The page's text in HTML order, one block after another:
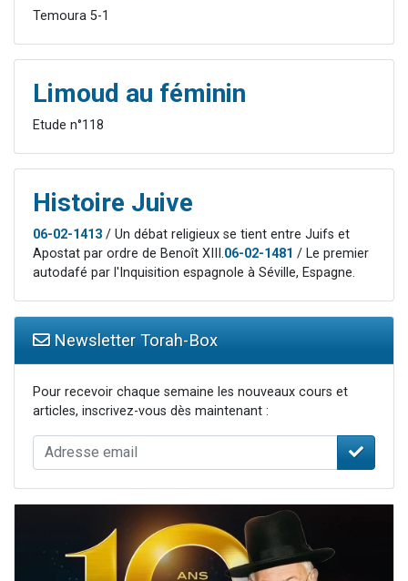
Temoura 5-1
Limoud au féminin
Etude n°118
Histoire Juive
06-02-1413 / Un débat religieux se tient entre Juifs et
Apostat par ordre de Benoît XIII.06-02-1481 / Le premier
autodafé par l'Inquisition espagnole à Séville, Espagne.
Newsletter Torah-Box
Pour recevoir chaque semaine les nouveaux cours et
articles, inscrivez-vous dès maintenant :